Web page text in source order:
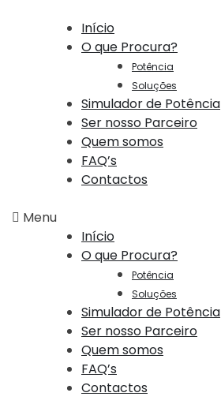
Início
O que Procura?
Potência
Soluções
Simulador de Potência
Ser nosso Parceiro
Quem somos
FAQ’s
Contactos
Menu
Início
O que Procura?
Potência
Soluções
Simulador de Potência
Ser nosso Parceiro
Quem somos
FAQ’s
Contactos